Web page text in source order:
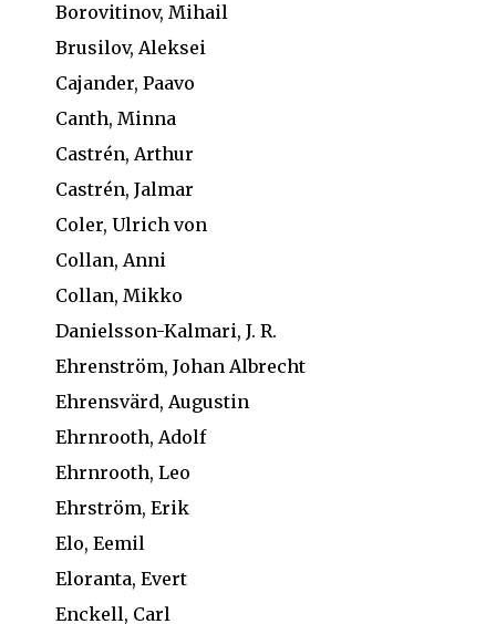
Borovitinov, Mihail
Brusilov, Aleksei
Cajander, Paavo
Canth, Minna
Castrén, Arthur
Castrén, Jalmar
Coler, Ulrich von
Collan, Anni
Collan, Mikko
Danielsson-Kalmari, J. R.
Ehrenström, Johan Albrecht
Ehrensvärd, Augustin
Ehrnrooth, Adolf
Ehrnrooth, Leo
Ehrström, Erik
Elo, Eemil
Eloranta, Evert
Enckell, Carl